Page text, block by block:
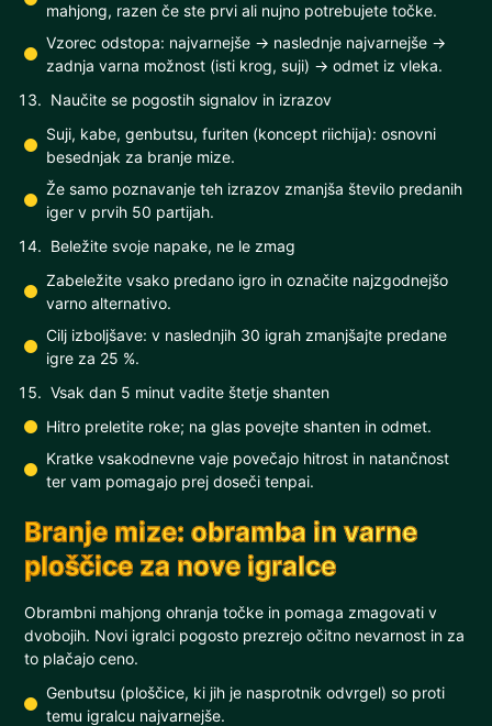
mahjong, razen če ste prvi ali nujno potrebujete točke.
Vzorec odstopa: najvarnejše → naslednje najvarnejše →
zadnja varna možnost (isti krog, suji) → odmet iz vleka.
Naučite se pogostih signalov in izrazov
Suji, kabe, genbutsu, furiten (koncept riichija): osnovni
besednjak za branje mize.
Že samo poznavanje teh izrazov zmanjša število predanih
iger v prvih 50 partijah.
Beležite svoje napake, ne le zmag
Zabeležite vsako predano igro in označite najzgodnejšo
varno alternativo.
Cilj izboljšave: v naslednjih 30 igrah zmanjšajte predane
igre za 25 %.
Vsak dan 5 minut vadite štetje shanten
Hitro preletite roke; na glas povejte shanten in odmet.
Kratke vsakodnevne vaje povečajo hitrost in natančnost
ter vam pomagajo prej doseči tenpai.
Branje mize: obramba in varne
ploščice za nove igralce
Obrambni mahjong ohranja točke in pomaga zmagovati v
dvobojih. Novi igralci pogosto prezrejo očitno nevarnost in za
to plačajo ceno.
Genbutsu (ploščice, ki jih je nasprotnik odvrgel) so proti
temu igralcu najvarnejše.